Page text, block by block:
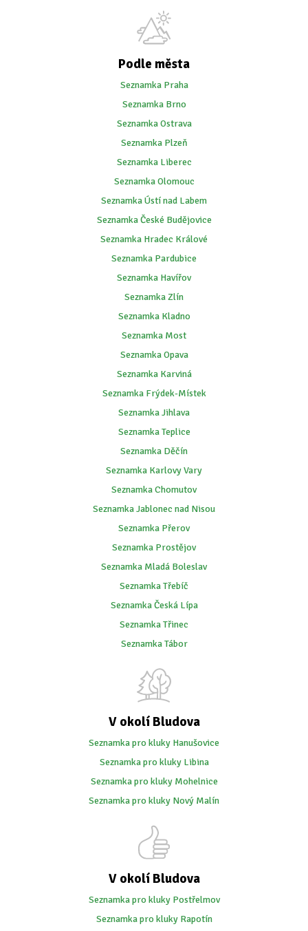
Podle města
Seznamka Praha
Seznamka Brno
Seznamka Ostrava
Seznamka Plzeň
Seznamka Liberec
Seznamka Olomouc
Seznamka Ústí nad Labem
Seznamka České Budějovice
Seznamka Hradec Králové
Seznamka Pardubice
Seznamka Havířov
Seznamka Zlín
Seznamka Kladno
Seznamka Most
Seznamka Opava
Seznamka Karviná
Seznamka Frýdek-Místek
Seznamka Jihlava
Seznamka Teplice
Seznamka Děčín
Seznamka Karlovy Vary
Seznamka Chomutov
Seznamka Jablonec nad Nisou
Seznamka Přerov
Seznamka Prostějov
Seznamka Mladá Boleslav
Seznamka Třebíč
Seznamka Česká Lípa
Seznamka Třinec
Seznamka Tábor
V okolí Bludova
Seznamka pro kluky Hanušovice
Seznamka pro kluky Libina
Seznamka pro kluky Mohelnice
Seznamka pro kluky Nový Malín
V okolí Bludova
Seznamka pro kluky Postřelmov
Seznamka pro kluky Rapotín